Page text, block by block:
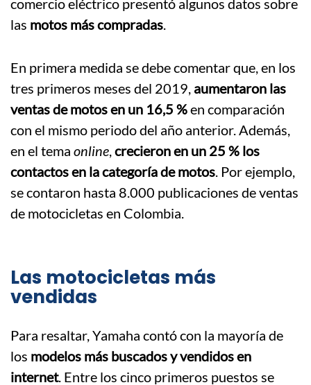
comercio eléctrico presentó algunos datos sobre
las motos más compradas.
En primera medida se debe comentar que, en los
tres primeros meses del 2019, aumentaron las
ventas de motos en un 16,5 %en comparación
con el mismo periodo del año anterior. Además,
en el tema online,crecieron en un 25 % los
contactos en la categoría de motos. Por ejemplo,
se contaron hasta 8.000 publicaciones de ventas
de motocicletas en Colombia.
Las motocicletas más
vendidas
Para resaltar, Yamaha contó con la mayoría de
los modelos más buscados y vendidos en
internet. Entre los cinco primeros puestos se